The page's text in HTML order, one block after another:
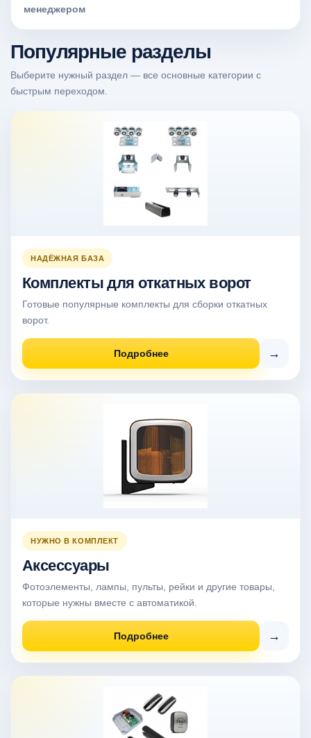
менеджером
Популярные разделы
Выберите нужный раздел — все основные категории с
быстрым переходом.
НАДЁЖНАЯ БАЗА
Комплекты для откатных ворот
Готовые популярные комплекты для сборки откатных
ворот.
Подробнее →
НУЖНО В КОМПЛЕКТ
Аксессуары
Фотоэлементы, лампы, пульты, рейки и другие товары,
которые нужны вместе с автоматикой.
Подробнее →